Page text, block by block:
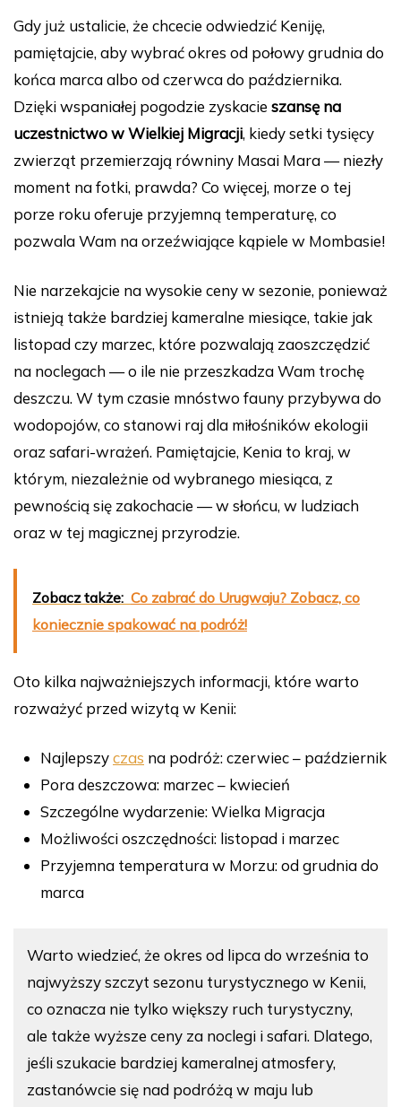
Gdy już ustalicie, że chcecie odwiedzić Keniję,
pamiętajcie, aby wybrać okres od połowy grudnia do
końca marca albo od czerwca do października.
Dzięki wspaniałej pogodzie zyskacie szansę na
uczestnictwo w Wielkiej Migracji, kiedy setki tysięcy
zwierząt przemierzają równiny Masai Mara — niezły
moment na fotki, prawda? Co więcej, morze o tej
porze roku oferuje przyjemną temperaturę, co
pozwala Wam na orzeźwiające kąpiele w Mombasie!
Nie narzekajcie na wysokie ceny w sezonie, ponieważ
istnieją także bardziej kameralne miesiące, takie jak
listopad czy marzec, które pozwalają zaoszczędzić
na noclegach — o ile nie przeszkadza Wam trochę
deszczu. W tym czasie mnóstwo fauny przybywa do
wodopojów, co stanowi raj dla miłośników ekologii
oraz safari-wrażeń. Pamiętajcie, Kenia to kraj, w
którym, niezależnie od wybranego miesiąca, z
pewnością się zakochacie — w słońcu, w ludziach
oraz w tej magicznej przyrodzie.
Zobacz także: Co zabrać do Urugwaju? Zobacz, co
koniecznie spakować na podróż!
Oto kilka najważniejszych informacji, które warto
rozważyć przed wizytą w Kenii:
Najlepszyczas na podróż: czerwiec – październik
Pora deszczowa: marzec – kwiecień
Szczególne wydarzenie: Wielka Migracja
Możliwości oszczędności: listopad i marzec
Przyjemna temperatura w Morzu: od grudnia do
marca
Warto wiedzieć, że okres od lipca do września to
najwyższy szczyt sezonu turystycznego w Kenii,
co oznacza nie tylko większy ruch turystyczny,
ale także wyższe ceny za noclegi i safari. Dlatego,
jeśli szukacie bardziej kameralnej atmosfery,
zastanówcie się nad podróżą w maju lub